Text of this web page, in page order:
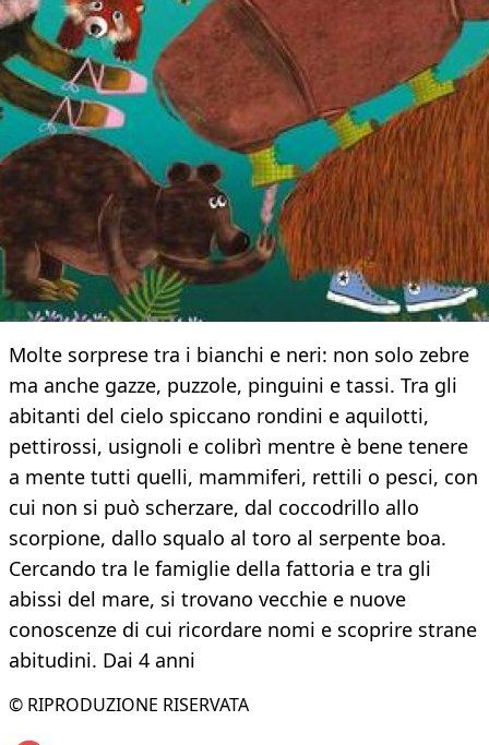
Molte sorprese tra i bianchi e neri: non solo zebre
ma anche gazze, puzzole, pinguini e tassi. Tra gli
abitanti del cielo spiccano rondini e aquilotti,
pettirossi, usignoli e colibrì mentre è bene tenere
a mente tutti quelli, mammiferi, rettili o pesci, con
cui non si può scherzare, dal coccodrillo allo
scorpione, dallo squalo al toro al serpente boa.
Cercando tra le famiglie della fattoria e tra gli
abissi del mare, si trovano vecchie e nuove
conoscenze di cui ricordare nomi e scoprire strane
abitudini. Dai 4 anni
© RIPRODUZIONE RISERVATA